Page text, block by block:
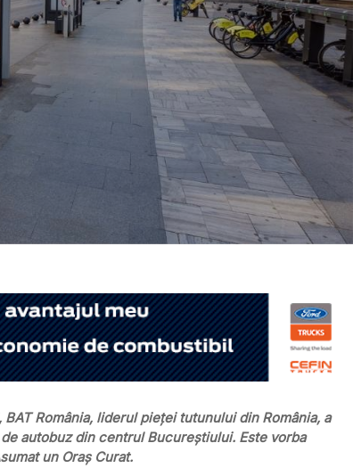
România, liderul pieței tutunului din România, a
autobuz din centrul Bucureștiului. Este vorba
un Oraș Curat.